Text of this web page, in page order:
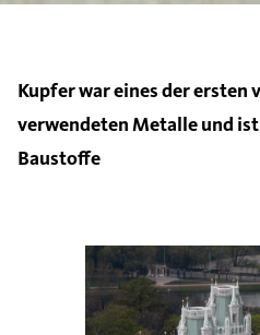
Kupfer war eines der ersten
verwendeten Metalle und
Baustoffe